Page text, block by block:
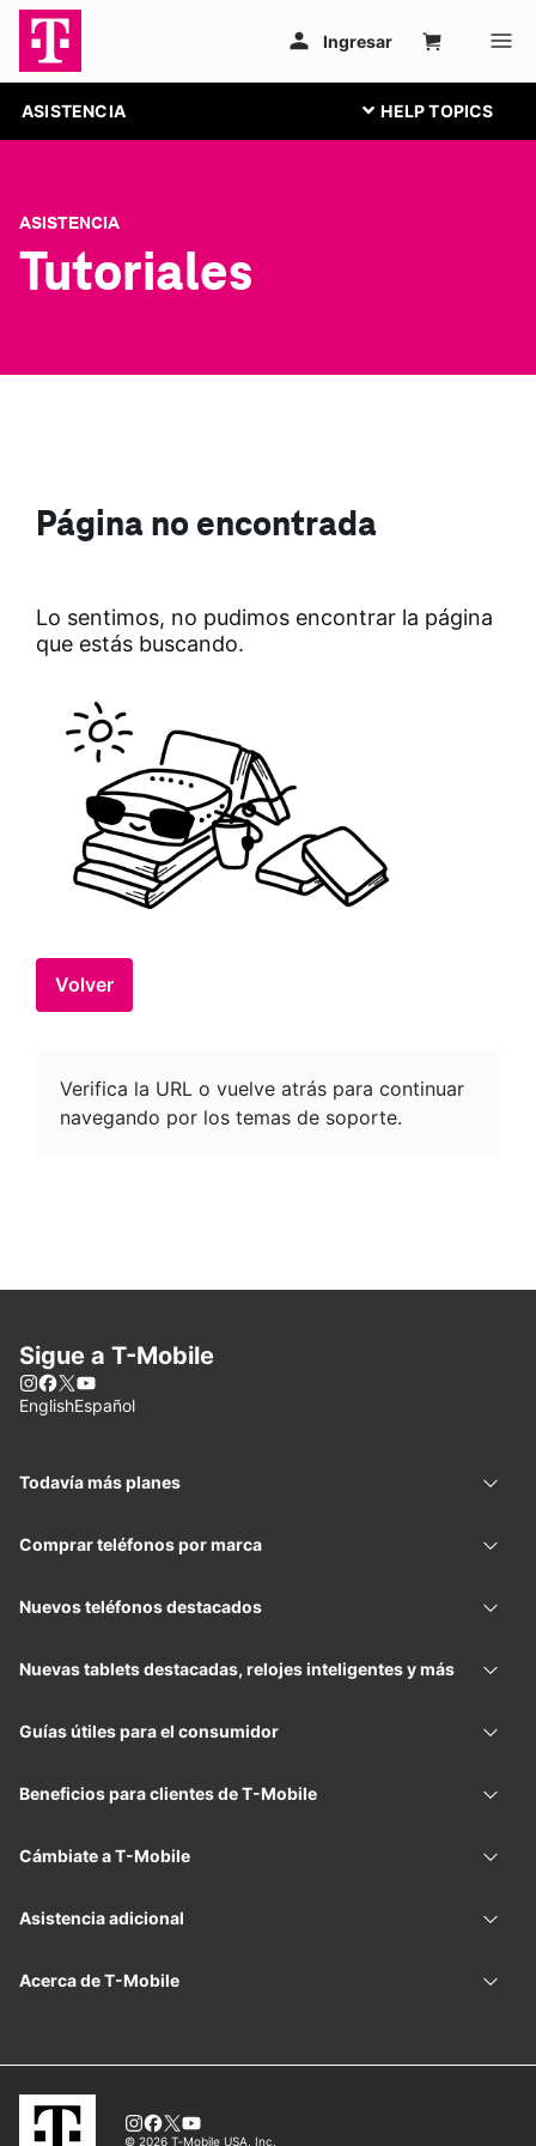
ASISTENCIA
ASISTENCIA
Tutoriales